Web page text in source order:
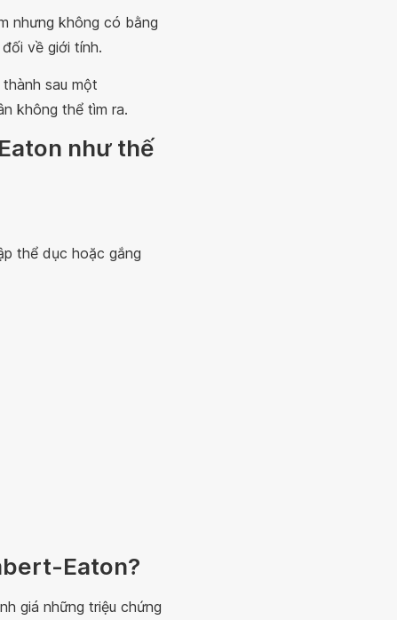
nhưng không có bằng
về giới tính.
sau một
không thể tìm ra.
như thế
thể dục hoặc gắng
Eaton?
giá những triệu chứng